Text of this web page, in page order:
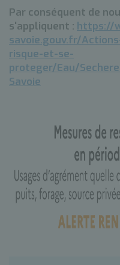
Par conséquent de
s'appliquent : https://
savoie.gouv.fr/
risque-et-se-
proteger/Eau/
Savoie